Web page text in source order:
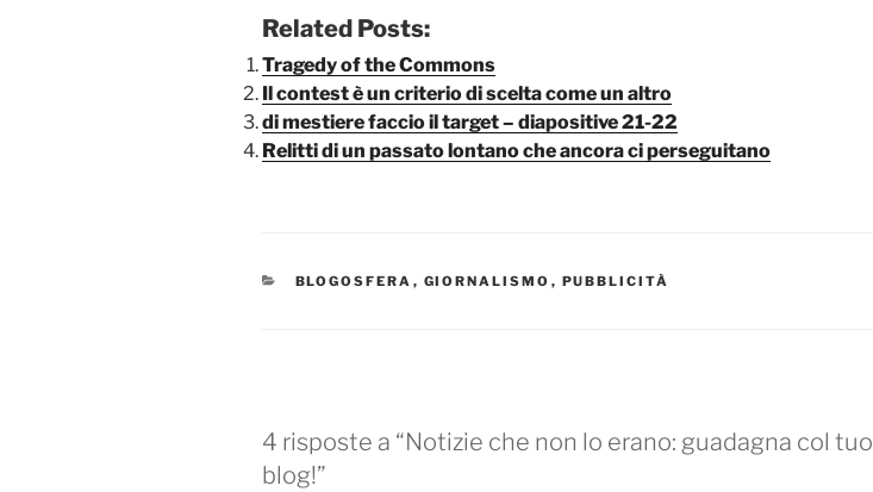
Related Posts:
Tragedy of the Commons
Il contest è un criterio di scelta come un altro
di mestiere faccio il target – diapositive 21-22
Relitti di un passato lontano che ancora ci perseguitano
CATEGORIE
BLOGOSFERA , GIORNALISMO , PUBBLICITÀ
4 risposte a “Notizie che non lo erano: guadagna col tuo
blog!”